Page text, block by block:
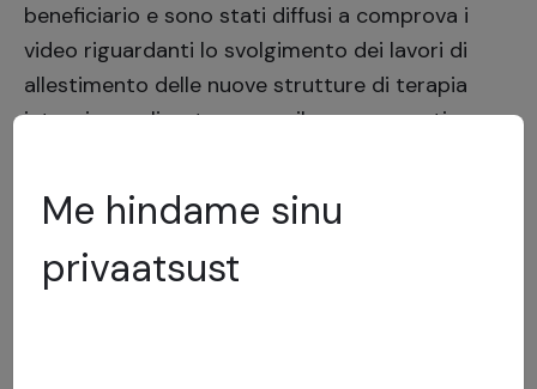
beneficiario e sono stati diffusi a comprova i
video riguardanti lo svolgimento dei lavori di
allestimento delle nuove strutture di terapia
intensiva realizzate presso il campo sportivo
sono state
rese operative il 23 Marzo.
A seguito del successo della campagna sono
fiorite dall’iniziativa di comuni cittadini altre
Me hindame sinu
privaatsust